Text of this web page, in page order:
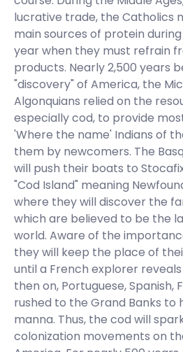
lucrative trade, the Catholics
main sources of protein
year when they must refrain
products. Nearly 2,500 years
"discovery" of America, the
Algonquians relied on the
especially cod, to provide
'Where the name' Indians of
them by newcomers. The
will push their boats to
"Cod Island" meaning
where they will discover the
which are believed to be the
world. Aware of the
they will keep the place of
until a French explorer
then on, Portuguese, Spanish,
rushed to the Grand Banks to
manna. Thus, the cod will
colonization movements on